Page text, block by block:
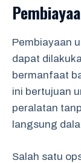
Pembiayaan
dapat
bermanfaat
ini bertujuan
peralatan
langsung
Salah satu